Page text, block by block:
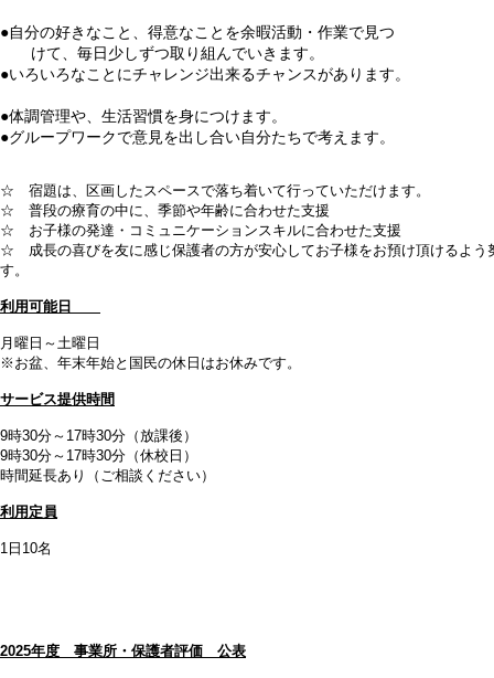
●自分の好きなこと、得意なことを余暇活動・作業で見つ
けて、毎日少しずつ取り組んでいきます。
●いろいろなことにチャレンジ出来るチャンスがあります。
●体調管理や、生活習慣を身につけます。
●グループワークで意見を出し合い自分たちで考えます。
☆ 宿題は、区画したスペースで落ち着いて行っていただけます。
☆ 普段の療育の中に、季節や年齢に合わせた支援
☆ お子様の発達・コミュニケーションスキルに合わせた支援
☆ 成長の喜びを友に感じ保護者の方が安心してお子様をお預け頂けるよう
す。
利用可能日
月曜日～土曜日
※お盆、年末年始と国民の休日はお休みです。
サービス提供時間
9時30分～17時30分（放課後）
9時30分～17時30分（休校日）
時間延長あり（ご相談ください）
利用定員
1日10名
2025年度 事業所・保護者評価 公表